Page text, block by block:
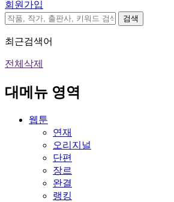
회원가입
검색
최근검색어
전체삭제
대메뉴 영역
웹툰
연재
오리지널
단편
장르
완결
랭킹